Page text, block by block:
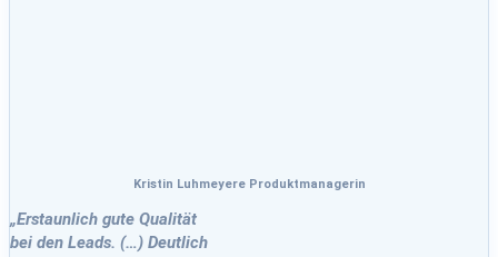
Kristin Luhmeyere Produktmanagerin
„Erstaunlich gute Qualität
bei den Leads. (…) Deutlich